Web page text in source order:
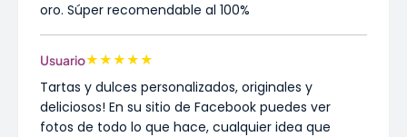
oro. Súper recomendable al 100%
Usuario★★★★★
Tartas y dulces personalizados, originales y
deliciosos! En su sitio de Facebook puedes ver
fotos de todo lo que hace, cualquier idea que